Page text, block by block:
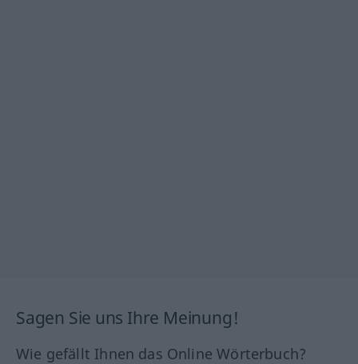
Sagen Sie uns Ihre Meinung!
Wie gefällt Ihnen das Online Wörterbuch?